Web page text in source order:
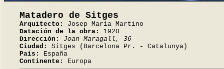
Matadero de Sitges
Arquitecto:
Josep María Martino
Datación de la obra:
1920
Dirección:
Joan Maragall, 36
Ciudad:
Sitges (Barcelona Pr. - Catalunya)
País:
España
Continente:
Europa